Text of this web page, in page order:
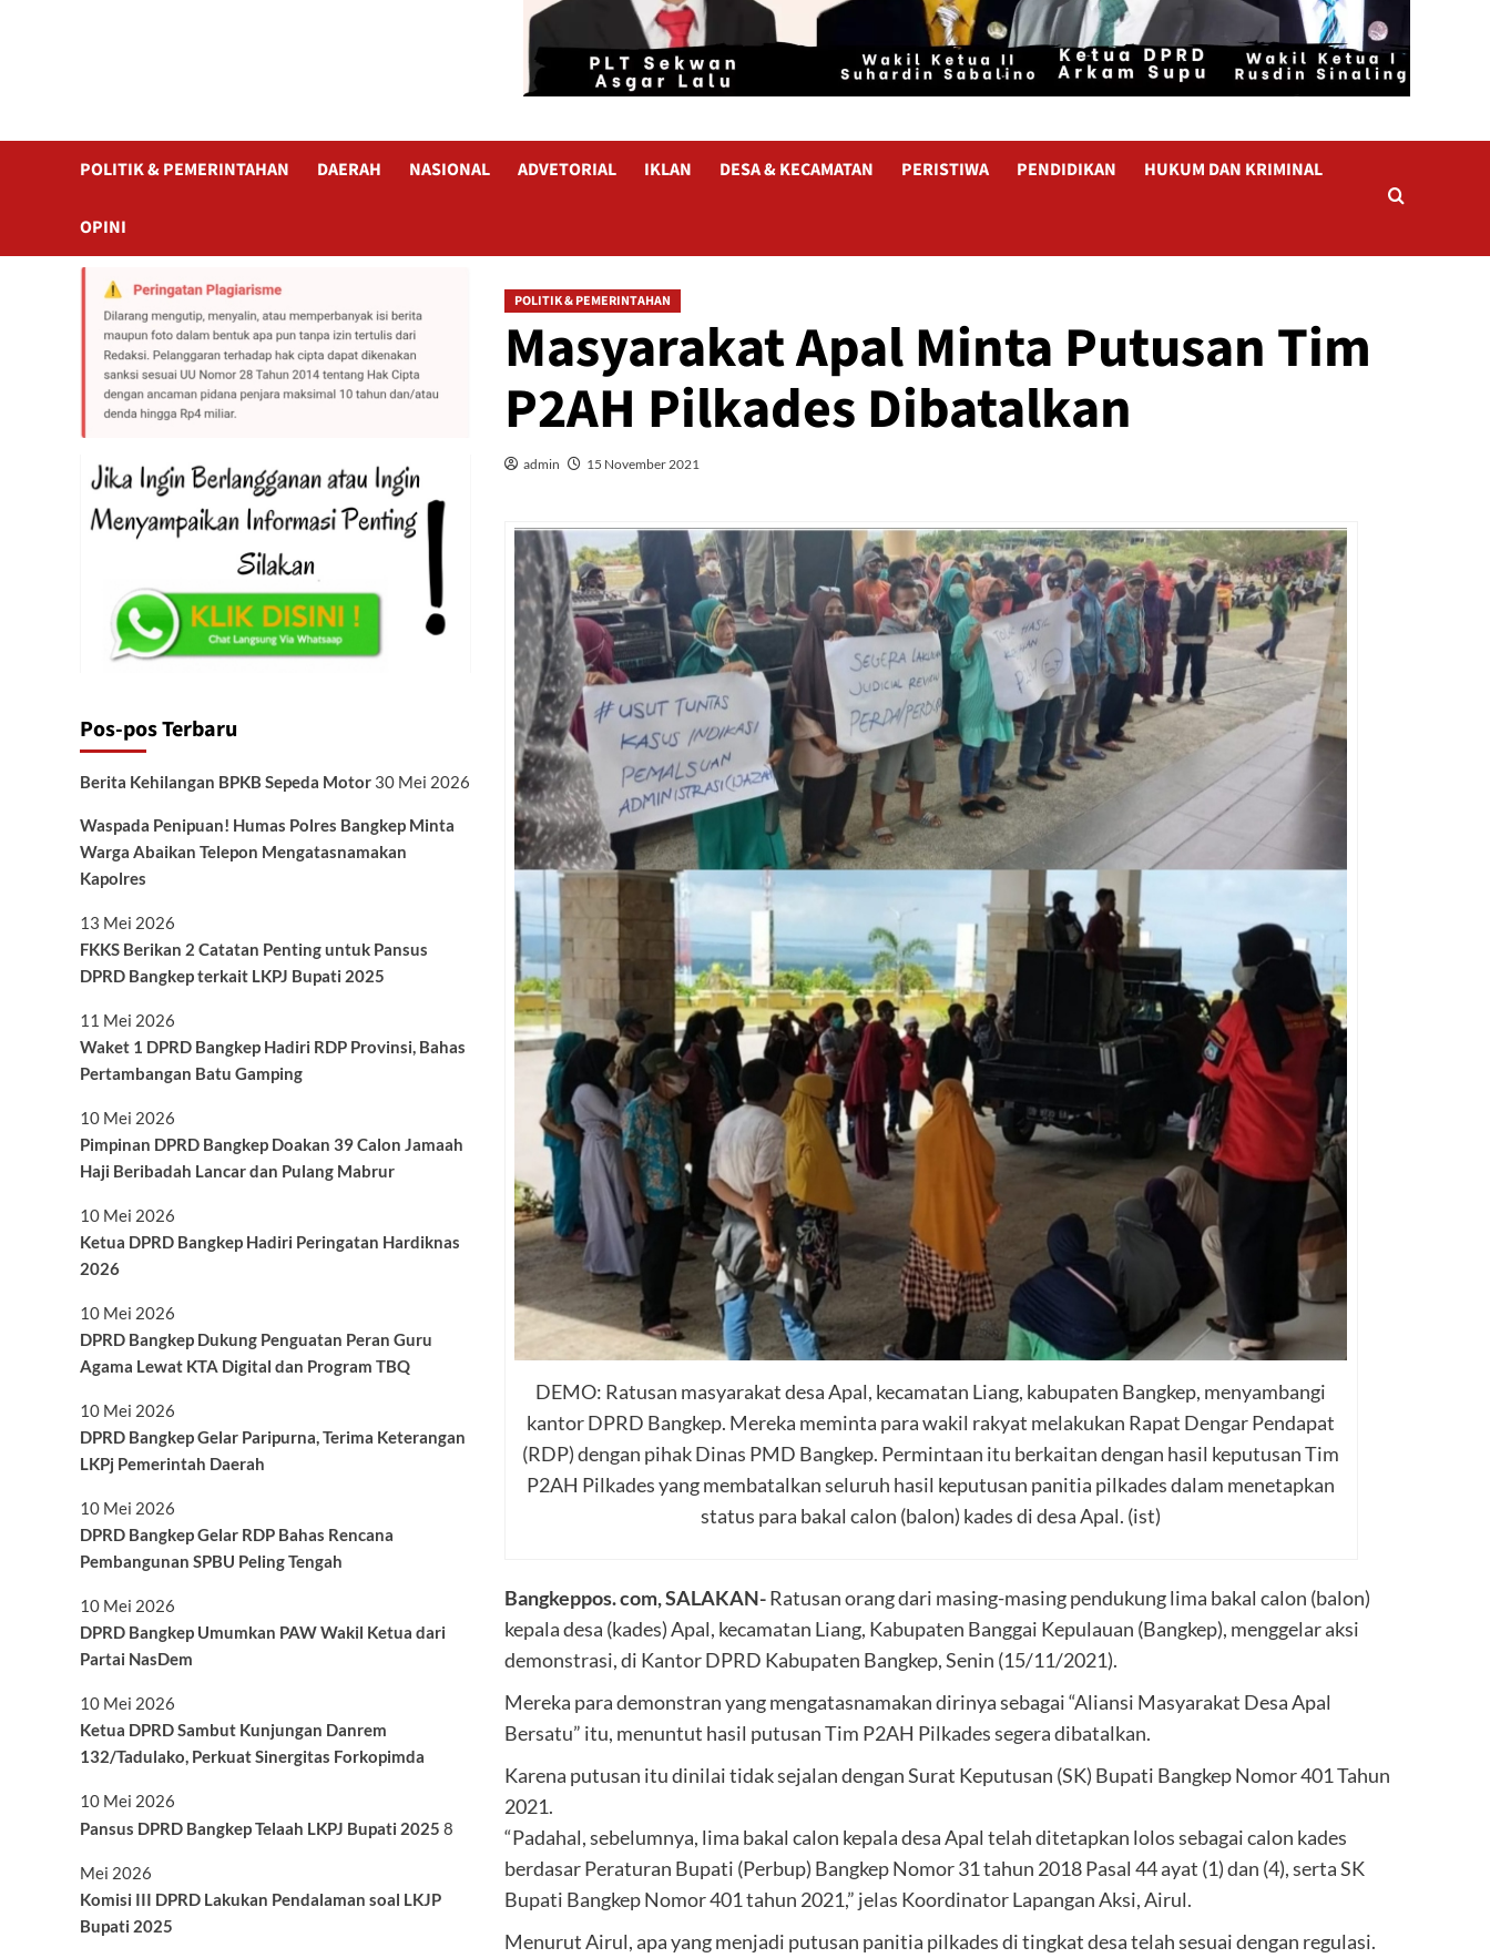
POLITIK & PEMERINTAHAN DAERAH NASIONAL ADVETORIAL IKLAN DESA & KECAMATAN PERISTIWA PENDIDIKAN HUKUM DAN KRIMINAL
OPINI
POLITIK & PEMERINTAHAN
Masyarakat Apal Minta Putusan Tim
P2AH Pilkades Dibatalkan
admin 15 November 2021
DEMO: Ratusan masyarakat desa Apal, kecamatan Liang, kabupaten Bangkep, menyambangi
kantor DPRD Bangkep. Mereka meminta para wakil rakyat melakukan Rapat Dengar Pendapat
(RDP) dengan pihak Dinas PMD Bangkep. Permintaan itu berkaitan dengan hasil keputusan Tim
P2AH Pilkades yang membatalkan seluruh hasil keputusan panitia pilkades dalam menetapkan
status para bakal calon (balon) kades di desa Apal. (ist)
Bangkeppos. com, SALAKAN-Ratusan orang dari masing-masing pendukung lima bakal calon (balon)
kepala desa (kades) Apal, kecamatan Liang, Kabupaten Banggai Kepulauan (Bangkep), menggelar aksi
demonstrasi, di Kantor DPRD Kabupaten Bangkep, Senin (15/11/2021).
Mereka para demonstran yang mengatasnamakan dirinya sebagai “Aliansi Masyarakat Desa Apal
Bersatu” itu, menuntut hasil putusan Tim P2AH Pilkades segera dibatalkan.
Karena putusan itu dinilai tidak sejalan dengan Surat Keputusan (SK) Bupati Bangkep Nomor 401 Tahun
2021.
“Padahal, sebelumnya, lima bakal calon kepala desa Apal telah ditetapkan lolos sebagai calon kades
berdasar Peraturan Bupati (Perbup) Bangkep Nomor 31 tahun 2018 Pasal 44 ayat (1) dan (4), serta SK
Bupati Bangkep Nomor 401 tahun 2021,” jelas Koordinator Lapangan Aksi, Airul.
Menurut Airul, apa yang menjadi putusan panitia pilkades di tingkat desa telah sesuai dengan regulasi.
Pos-pos Terbaru
Berita Kehilangan BPKB Sepeda Motor 30 Mei 2026
Waspada Penipuan! Humas Polres Bangkep Minta
Warga Abaikan Telepon Mengatasnamakan
Kapolres
13 Mei 2026
FKKS Berikan 2 Catatan Penting untuk Pansus
DPRD Bangkep terkait LKPJ Bupati 2025
11 Mei 2026
Waket 1 DPRD Bangkep Hadiri RDP Provinsi, Bahas
Pertambangan Batu Gamping
10 Mei 2026
Pimpinan DPRD Bangkep Doakan 39 Calon Jamaah
Haji Beribadah Lancar dan Pulang Mabrur
10 Mei 2026
Ketua DPRD Bangkep Hadiri Peringatan Hardiknas
2026
10 Mei 2026
DPRD Bangkep Dukung Penguatan Peran Guru
Agama Lewat KTA Digital dan Program TBQ
10 Mei 2026
DPRD Bangkep Gelar Paripurna, Terima Keterangan
LKPj Pemerintah Daerah
10 Mei 2026
DPRD Bangkep Gelar RDP Bahas Rencana
Pembangunan SPBU Peling Tengah
10 Mei 2026
DPRD Bangkep Umumkan PAW Wakil Ketua dari
Partai NasDem
10 Mei 2026
Ketua DPRD Sambut Kunjungan Danrem
132/Tadulako, Perkuat Sinergitas Forkopimda
10 Mei 2026
Pansus DPRD Bangkep Telaah LKPJ Bupati 2025 8
Mei 2026
Komisi III DPRD Lakukan Pendalaman soal LKJP
Bupati 2025